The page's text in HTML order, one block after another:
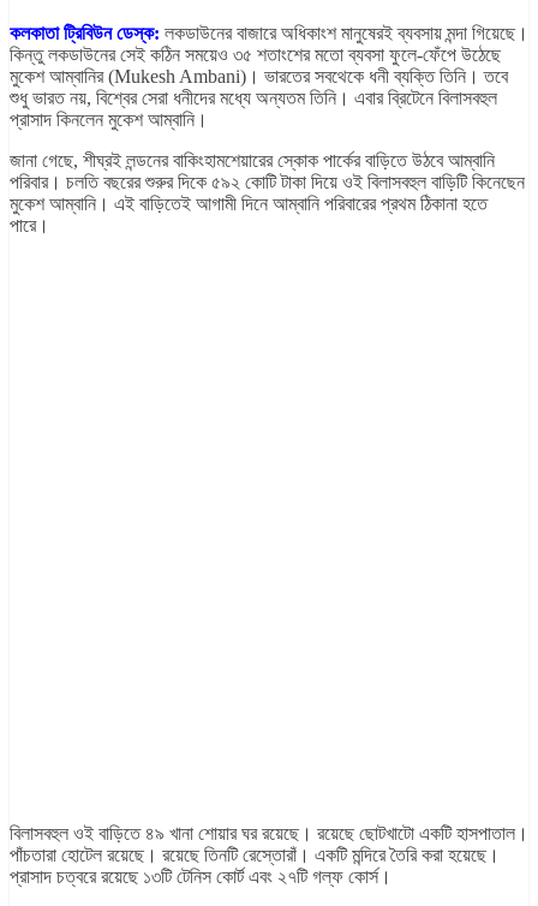
কলকাতা ট্রিবিউন ডেস্ক: লকডাউনের বাজারে অধিকাংশ মানুষেরই ব্যবসায় মন্দা গিয়েছে।
কিন্তু লকডাউনের সেই কঠিন সময়েও ৩৫ শতাংশের মতো ব্যবসা ফুলে-ফেঁপে উঠেছে
মুকেশ আম্বানির (Mukesh Ambani)। ভারতের সবথেকে ধনী ব্যক্তি তিনি। তবে
শুধু ভারত নয়, বিশ্বের সেরা ধনীদের মধ্যে অন্যতম তিনি। এবার ব্রিটেনে বিলাসবহুল
প্রাসাদ কিনলেন মুকেশ আম্বানি।
জানা গেছে, শীঘ্রই লন্ডনের বাকিংহামশেয়ারের স্কোক পার্কের বাড়িতে উঠবে আম্বানি
পরিবার। চলতি বছরের শুরুর দিকে ৫৯২ কোটি টাকা দিয়ে ওই বিলাসবহুল বাড়িটি কিনেছেন
মুকেশ আম্বানি। এই বাড়িতেই আগামী দিনে আম্বানি পরিবারের প্রথম ঠিকানা হতে
পারে।
বিলাসবহুল ওই বাড়িতে ৪৯ খানা শোয়ার ঘর রয়েছে। রয়েছে ছোটখাটো একটি হাসপাতাল।
পাঁচতারা হোটেল রয়েছে। রয়েছে তিনটি রেস্তোরাঁ। একটি মন্দিরে তৈরি করা হয়েছে।
প্রাসাদ চত্বরে রয়েছে ১৩টি টেনিস কোর্ট এবং ২৭টি গল্ফ কোর্স।